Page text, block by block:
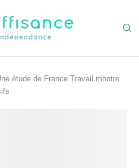
étude de France Travail montre